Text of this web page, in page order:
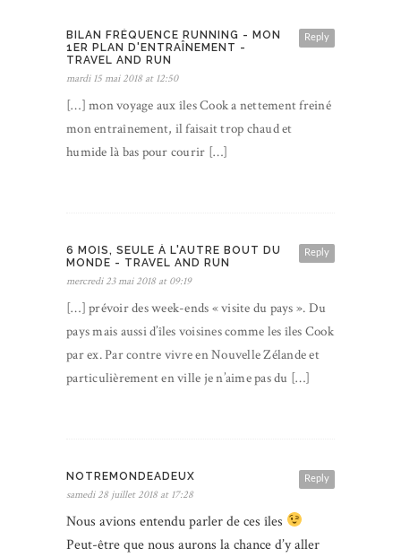
Reply
BILAN FRÉQUENCE RUNNING - MON
1ER PLAN D'ENTRAÎNEMENT -
TRAVEL AND RUN
mardi 15 mai 2018 at 12:50
[…] mon voyage aux îles Cook a nettement freiné
mon entraînement, il faisait trop chaud et
humide là bas pour courir […]
Reply
6 MOIS, SEULE À L'AUTRE BOUT DU
MONDE - TRAVEL AND RUN
mercredi 23 mai 2018 at 09:19
[…] prévoir des week-ends « visite du pays ». Du
pays mais aussi d’îles voisines comme les îles Cook
par ex. Par contre vivre en Nouvelle Zélande et
particulièrement en ville je n’aime pas du […]
Reply
NOTREMONDEADEUX
samedi 28 juillet 2018 at 17:28
Nous avions entendu parler de ces îles
Peut-être que nous aurons la chance d’y aller